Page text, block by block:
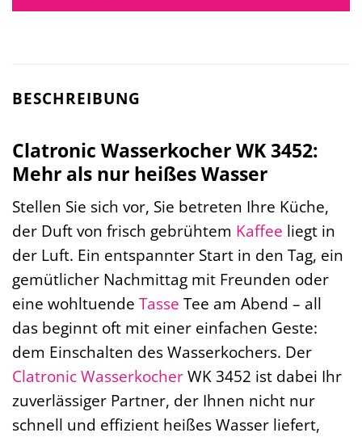
BESCHREIBUNG
Clatronic Wasserkocher WK 3452:
Mehr als nur heißes Wasser
Stellen Sie sich vor, Sie betreten Ihre Küche,
der Duft von frisch gebrühtem Kaffee liegt in
der Luft. Ein entspannter Start in den Tag, ein
gemütlicher Nachmittag mit Freunden oder
eine wohltuende Tasse Tee am Abend – all
das beginnt oft mit einer einfachen Geste:
dem Einschalten des Wasserkochers. Der
ClatronicWasserkocherWK 3452 ist dabei Ihr
zuverlässiger Partner, der Ihnen nicht nur
schnell und effizient heißes Wasser liefert,